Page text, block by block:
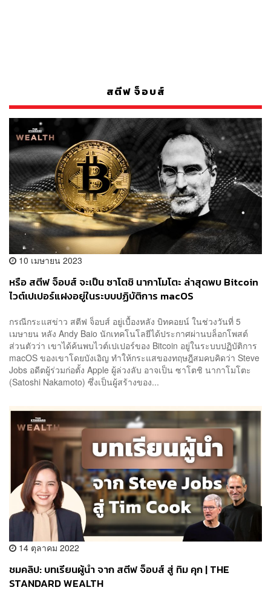
สตีฟ จ็อบส์
10 เมษายน 2023
หรือ สตีฟ จ็อบส์ จะเป็น ซาโตชิ นากาโมโตะ ล่าสุดพบ Bitcoin
ไวต์เปเปอร์แฝงอยู่ในระบบปฏิบัติการ macOS
กรณีกระแสข่าว สตีฟ จ็อบส์ อยู่เบื้องหลัง บิทคอยน์ ในช่วงวันที่ 5
เมษายน หลัง Andy Baio นักเทคโนโลยีได้ประกาศผ่านบล็อกโพสต์
ส่วนตัวว่า เขาได้ค้นพบไวต์เปเปอร์ของ Bitcoin อยู่ในระบบปฏิบัติการ
macOS ของเขาโดยบังเอิญ ทำให้กระแสของทฤษฎีสมคบคิดว่า Steve
Jobs อดีตผู้ร่วมก่อตั้ง Apple ผู้ล่วงลับ อาจเป็น ซาโตชิ นากาโมโตะ
(Satoshi Nakamoto) ซึ่งเป็นผู้สร้างของ...
14 ตุลาคม 2022
ชมคลิป: บทเรียนผู้นำ จาก สตีฟ จ็อบส์ สู่ ทิม คุก | THE
STANDARD WEALTH